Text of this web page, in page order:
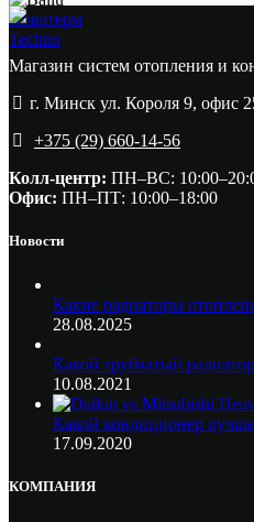
Новатерм
Techno
Магазин систем отопления и
г. Минск ул. Короля 9, офис
+375 (29) 660-14-56
Колл-центр: ПН–ВС:
Офис: ПН–ПТ: 10:00–18:00
Новости
Какие радиаторы
28.08.2025
Какой трубчатый
10.08.2021
Какой кондиционер
17.09.2020
КОМПАНИЯ